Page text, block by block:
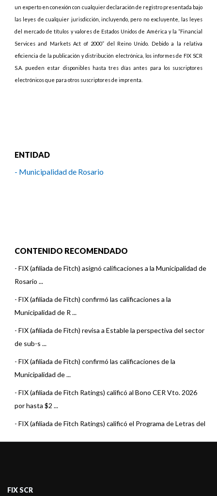
un experto en conexión con cualquier declaración de registro presentada bajo
las leyes de cualquier jurisdicción, incluyendo, pero no excluyente, las leyes
del mercado de títulos y valores de Estados Unidos de América y la “Financial
Services and Markets Act of 2000” del Reino Unido. Debido a la relativa
eficiencia de la publicación y distribución electrónica, los informes de FIX SCR
S.A. pueden estar disponibles hasta tres días antes para los suscriptores
electrónicos que para otros suscriptores de imprenta.
ENTIDAD
- Municipalidad de Rosario
CONTENIDO RECOMENDADO
- FIX (afiliada de Fitch) asignó calificaciones a la Municipalidad de
Rosario ...
- FIX (afiliada de Fitch) confirmó las calificaciones a la
Municipalidad de R ...
- FIX (afiliada de Fitch) revisa a Estable la perspectiva del sector
de sub-s ...
- FIX (afiliada de Fitch) confirmó las calificaciones de la
Municipalidad de ...
- FIX (afiliada de Fitch Ratings) calificó al Bono CER Vto. 2026
por hasta $2 ...
- FIX (afiliada de Fitch Ratings) calificó el Programa de Letras del
- FIX (afiliada de Fitch Ratings) calificó al Programa de Letras del
FIX SCR